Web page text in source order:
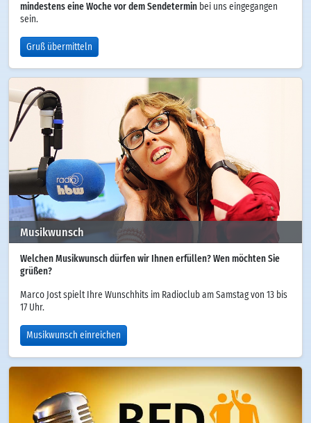
mindestens eine Woche vor dem Sendetermin bei uns eingegangen
sein.
Gruß übermitteln
Musikwunsch
Welchen Musikwunsch dürfen wir Ihnen erfüllen? Wen möchten Sie
grüßen?
Marco Jost spielt Ihre Wunschhits im Radioclub am Samstag von 13 bis
17 Uhr.
Musikwunsch einreichen